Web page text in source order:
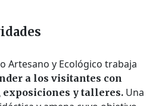
Artesano y Ecológico trabaja
a los visitantes con
exposiciones y talleres. Una